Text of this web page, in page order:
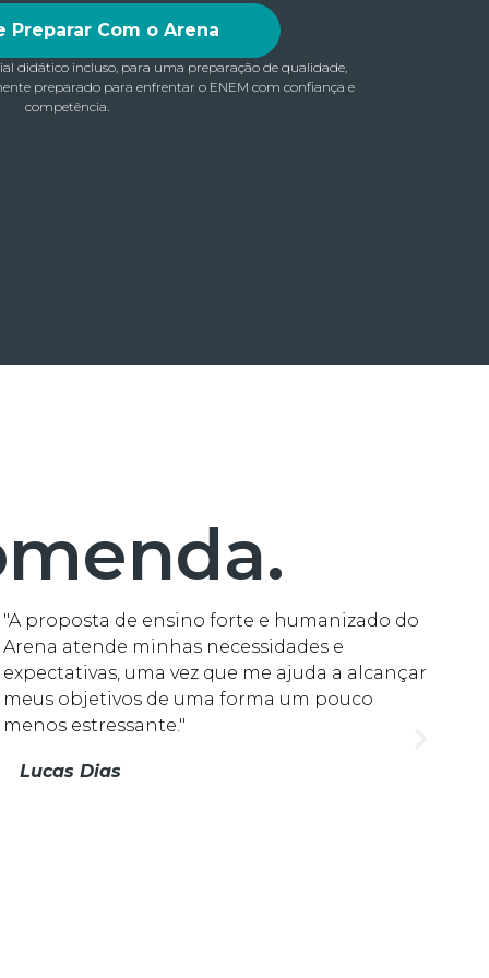
Preparar Com o Arena
didático incluso, para uma preparação de qualidade,
preparado para enfrentar o ENEM com confiança e
competência.
proposta de ensino forte e humanizado do
atende minhas necessidades e
uma vez que me ajuda a alcançar
objetivos de uma forma um pouco
estressante."
Lucas Dias